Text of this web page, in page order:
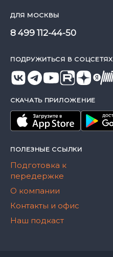
ДЛЯ МОСКВЫ
8 499 112-44-50
ПОДРУЖИТЬСЯ В СОЦСЕТЯХ
СКАЧАТЬ ПРИЛОЖЕНИЕ
ПОЛЕЗНЫЕ ССЫЛКИ
Подготовка к
передержке
О компании
Контакты и офис
Наш подкаст